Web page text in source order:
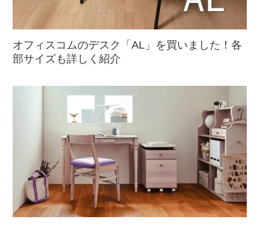
オフィスコムのデスク「AL」を買いました！各
部サイズも詳しく紹介